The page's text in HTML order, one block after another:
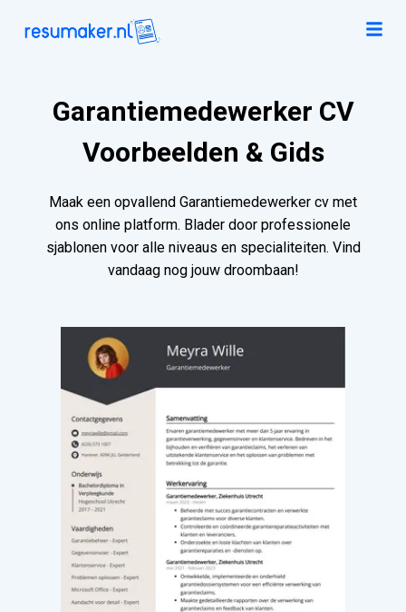
Garantiemedewerker CV
Voorbeelden & Gids
Maak een opvallend Garantiemedewerker cv met
ons online platform. Blader door professionele
sjablonen voor alle niveaus en specialiteiten. Vind
vandaag nog jouw droombaan!